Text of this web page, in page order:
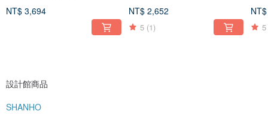
NT$ 3,694
NT$ 2,652
5 (1) 5
設計館商品
SHANHO